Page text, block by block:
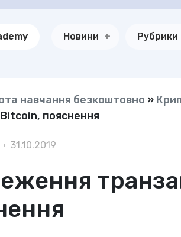
Новини Рубрики
навчання безкоштовно »
пояснення
• 31.10.2019